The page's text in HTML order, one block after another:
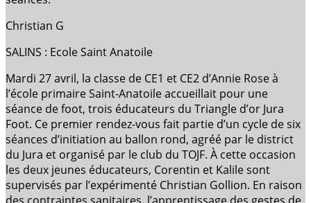
Christian G
SALINS : Ecole Saint Anatoile
Mardi 27 avril, la classe de CE1 et CE2 d’Annie Rose à
l’école primaire Saint-Anatoile accueillait pour une
séance de foot, trois éducateurs du Triangle d’or Jura
Foot. Ce premier rendez-vous fait partie d’un cycle de six
séances d’initiation au ballon rond, agréé par le district
du Jura et organisé par le club du TOJF. À cette occasion
les deux jeunes éducateurs, Corentin et Kalile sont
supervisés par l’expérimenté Christian Gollion. En raison